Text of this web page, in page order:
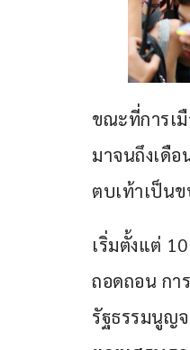
ขณะที่การเ
มาจนถึงเดื
ตบเท้าเป็น
เริ่มตั้งแต่
ถอดถอน กา
รัฐธรรมนูญ